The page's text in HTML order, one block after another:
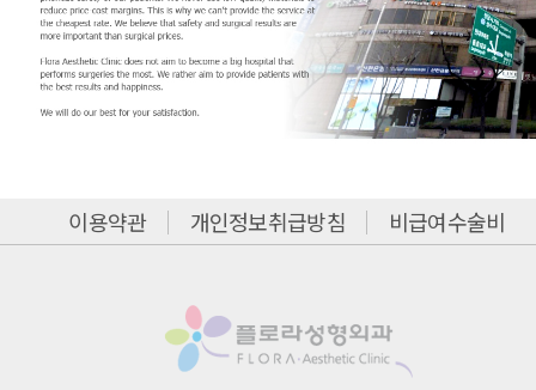
이용약관 개인정보취급방침 비급여수술비